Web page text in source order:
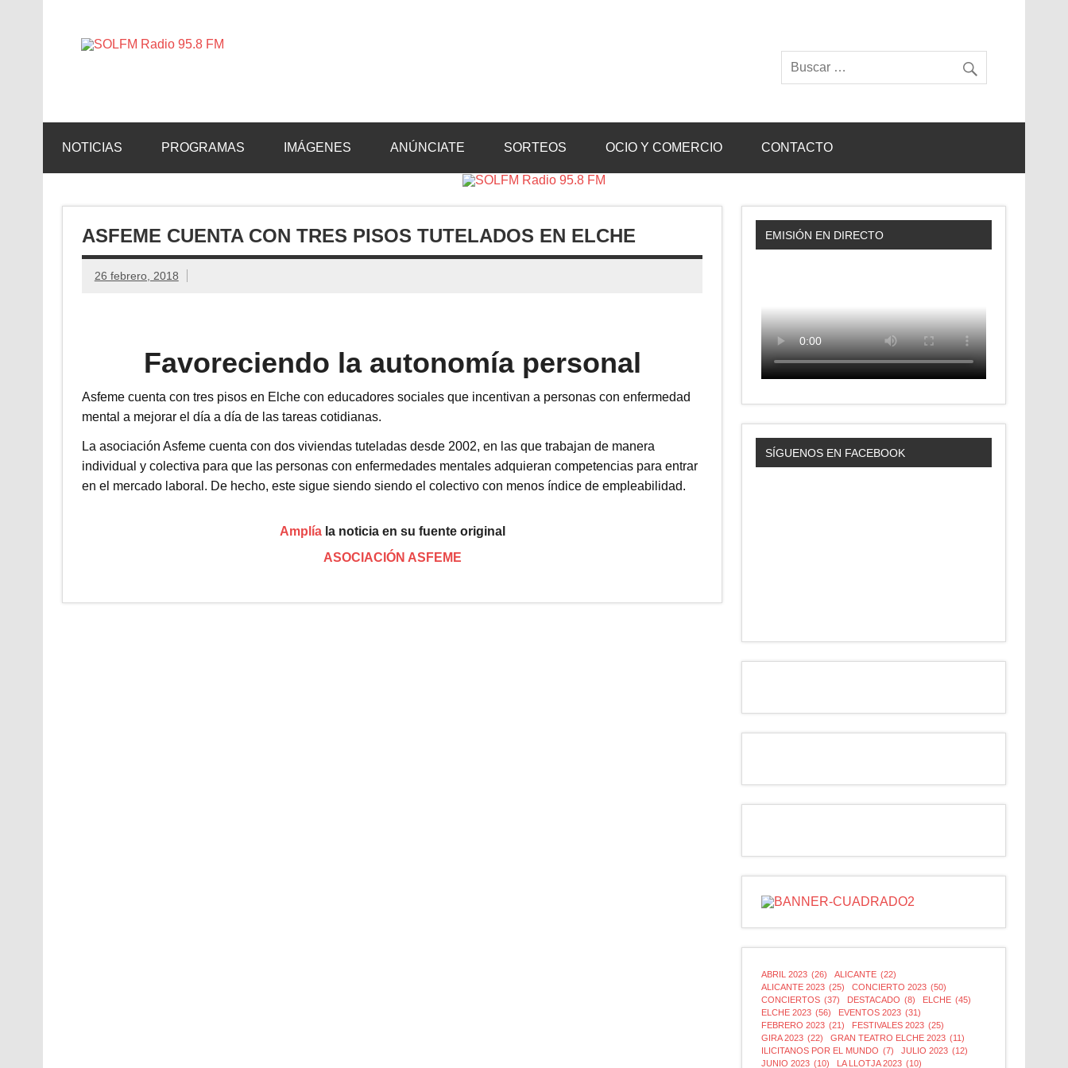
NOTICIAS PROGRAMAS IMÁGENES ANÚNCIATE SORTEOS OCIO Y COMERCIO CONTACTO
ASFEME CUENTA CON TRES PISOS TUTELADOS EN ELCHE
26 febrero, 2018
Favoreciendo la autonomía personal
Asfeme cuenta con tres pisos en Elche con educadores sociales que incentivan a personas con enfermedad
mental a mejorar el día a día de las tareas cotidianas.
La asociación Asfeme cuenta con dos viviendas tuteladas desde 2002, en las que trabajan de manera
individual y colectiva para que las personas con enfermedades mentales adquieran competencias para entrar
en el mercado laboral. De hecho, este sigue siendo siendo el colectivo con menos índice de empleabilidad.
Amplíala noticia en su fuente original
ASOCIACIÓN ASFEME
EMISIÓN EN DIRECTO
SÍGUENOS EN FACEBOOK
ABRIL 2023 (26) ALICANTE (22)
ALICANTE 2023 (25) CONCIERTO 2023 (50)
CONCIERTOS (37) DESTACADO (8) ELCHE (45)
ELCHE 2023 (56) EVENTOS 2023 (31)
FEBRERO 2023 (21) FESTIVALES 2023 (25)
GIRA 2023 (22) GRAN TEATRO ELCHE 2023 (11)
ILICITANOS POR EL MUNDO (7) JULIO 2023 (12)
JUNIO 2023 (10) LA LLOTJA 2023 (10)